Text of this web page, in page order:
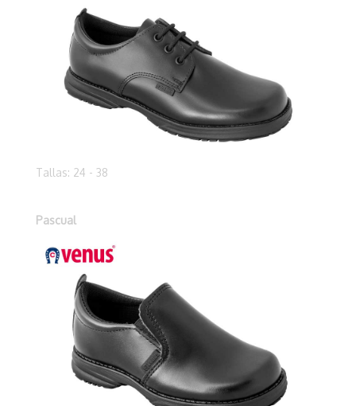
Tallas: 24 - 38
Pascual